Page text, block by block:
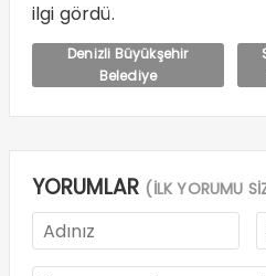
ilgi gördü.
Denizli Büyükşehir
Belediye
YORUMLAR (İLK YORUMU